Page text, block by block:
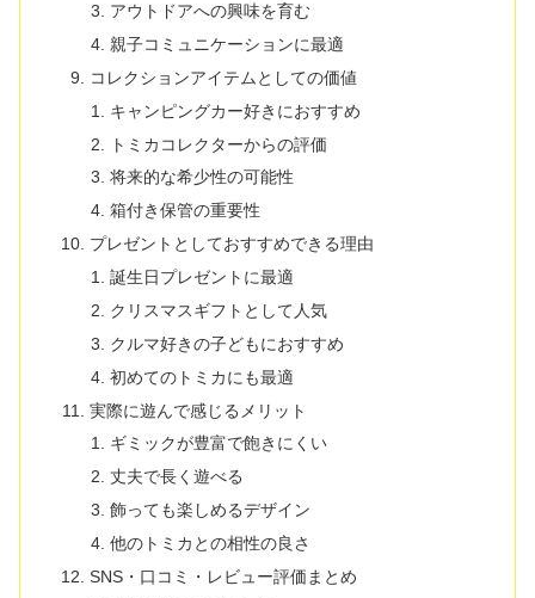
アウトドアへの興味を育む
親子コミュニケーションに最適
コレクションアイテムとしての価値
キャンピングカー好きにおすすめ
トミカコレクターからの評価
将来的な希少性の可能性
箱付き保管の重要性
プレゼントとしておすすめできる理由
誕生日プレゼントに最適
クリスマスギフトとして人気
クルマ好きの子どもにおすすめ
初めてのトミカにも最適
実際に遊んで感じるメリット
ギミックが豊富で飽きにくい
丈夫で長く遊べる
飾っても楽しめるデザイン
他のトミカとの相性の良さ
SNS・口コミ・レビュー評価まとめ